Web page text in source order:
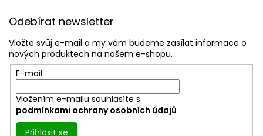
Odebírat newsletter
Vložte svůj e-mail a my vám budeme zasílat informace o
nových produktech na našem e-shopu.
E-mail
Vložením e-mailu souhlasíte s
podmínkami ochrany osobních údajů
Přihlásit se